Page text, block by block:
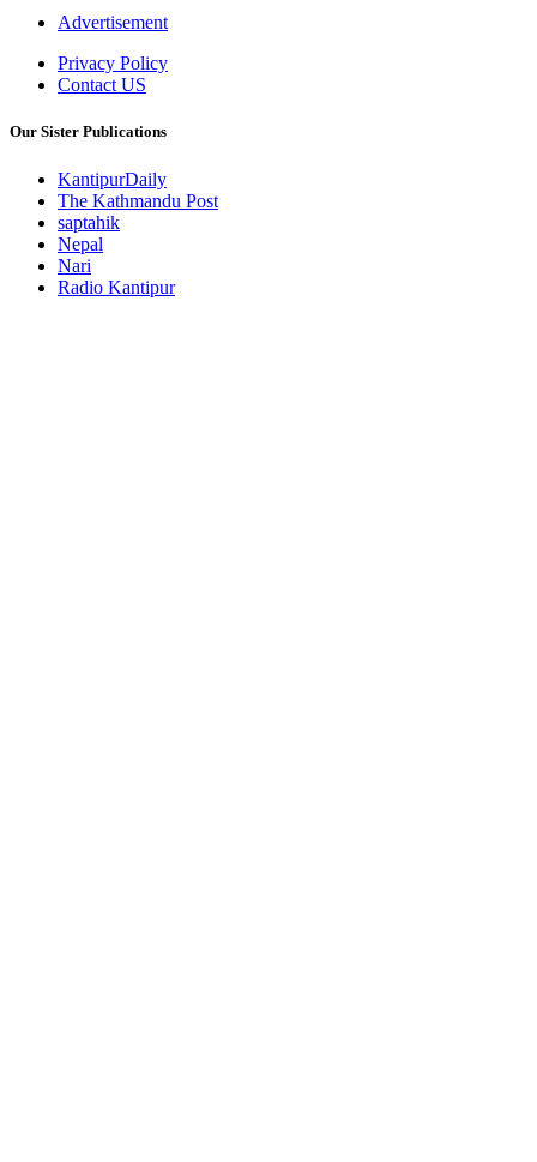
Advertisement
Privacy Policy
Contact US
Our Sister Publications
KantipurDaily
The Kathmandu Post
saptahik
Nepal
Nari
Radio Kantipur